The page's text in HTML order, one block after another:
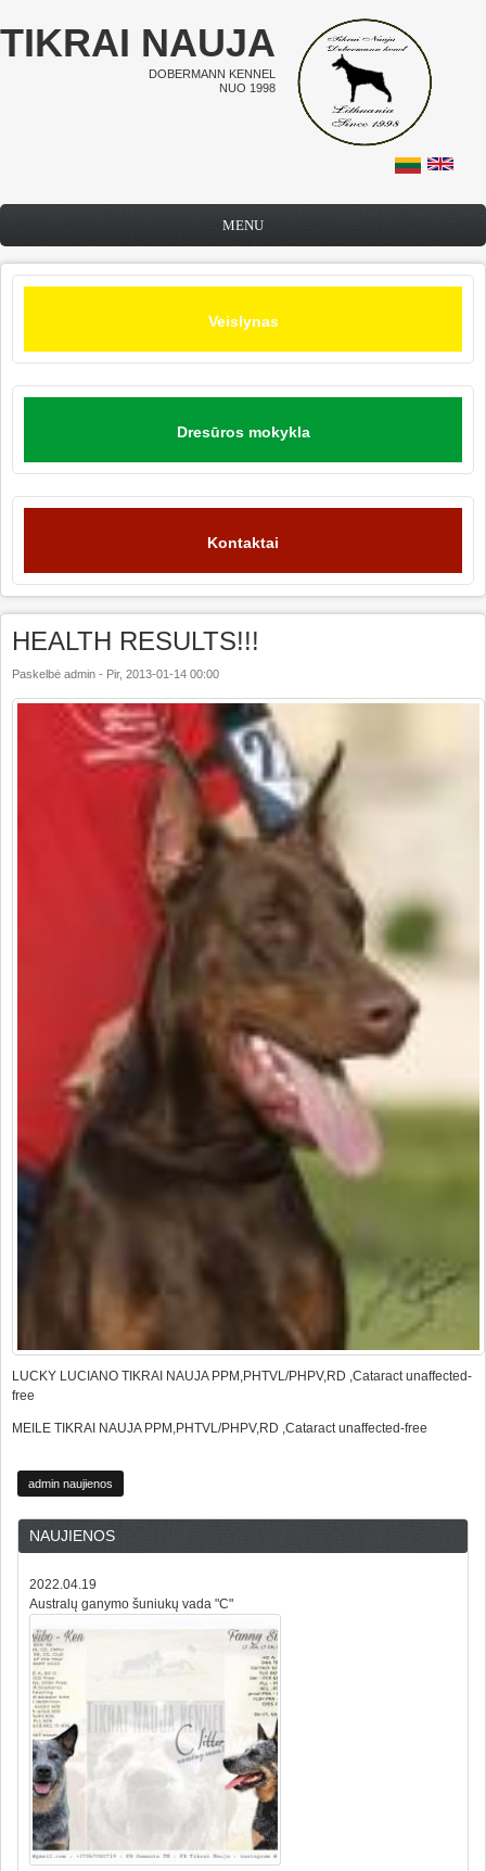
Pereiti į pagrindinį turinį
TIKRAI NAUJA
DOBERMANN KENNEL
NUO 1998
MENU
Veislynas
Dresūros mokykla
Kontaktai
HEALTH RESULTS!!!
Paskelbė admin - Pir, 2013-01-14 00:00
LUCKY LUCIANO TIKRAI NAUJA PPM,PHTVL/PHPV,RD ,Cataract unaffected-
free
MEILE TIKRAI NAUJA PPM,PHTVL/PHPV,RD ,Cataract unaffected-free
admin naujienos
NAUJIENOS
2022.04.19
Australų ganymo šuniukų vada "C"